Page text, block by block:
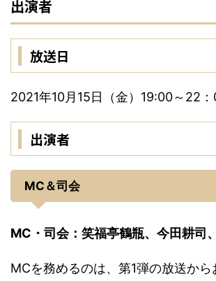
出演者
放送日
2021年10月15日（金）19:00～22
出演者
MC＆司会
MC・司会：笑福亭鶴瓶、今田耕司
MCを務めるのは、第1弾の放送か